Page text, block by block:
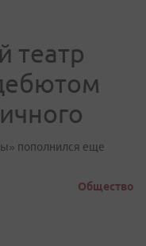
театр
пополнился еще
Общество